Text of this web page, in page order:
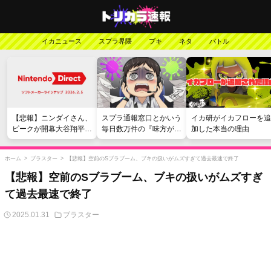
イカニュース スプラ界隈 ブキ ネタ バトル
【悲報】ニンダイさん、
ピークが開幕大谷翔平の
がっかりダイレクトだっ
たと言われてしまう
スプラ通報窓口とかいう
毎日数万件の『味方が弱
い』愚痴を読まされる苦
行
イカ研がイカフローを追
加した本当の理由
ホーム > ブラスター > 【悲報】空前のSブラブーム、ブキの扱いがムズすぎて過去最速で終了
【悲報】空前のSブラブーム、ブキの扱いがムズすぎ
て過去最速で終了
2025.01.31 ブラスター